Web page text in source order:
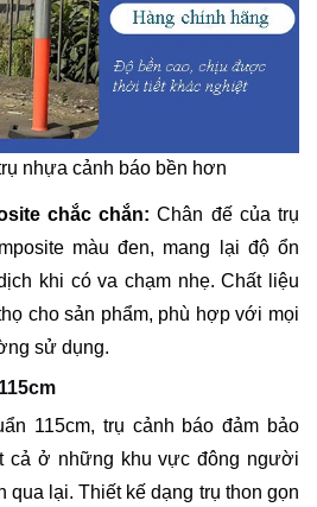
nhựa cảnh báo bền hơn
chắc chắn:Chân đế của trụ
màu đen, mang lại độ ổn
khi có va chạm nhẹ. Chất liệu
cho sản phẩm, phù hợp với mọi
sử dụng.
115cm, trụ cảnh báo đảm bảo
cả ở những khu vực đông người
qua lại. Thiết kế dạng trụ thon gọn